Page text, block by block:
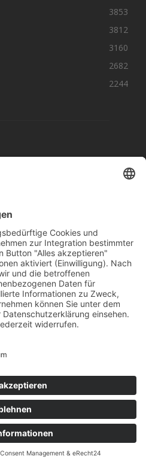
3853
3812
3160
2682
2244
aus dem MKK-Kreis.
team@mkk-echo.de
einreichen
SocialMedia
Main-Kinzig Echo
Datenschutz AGB